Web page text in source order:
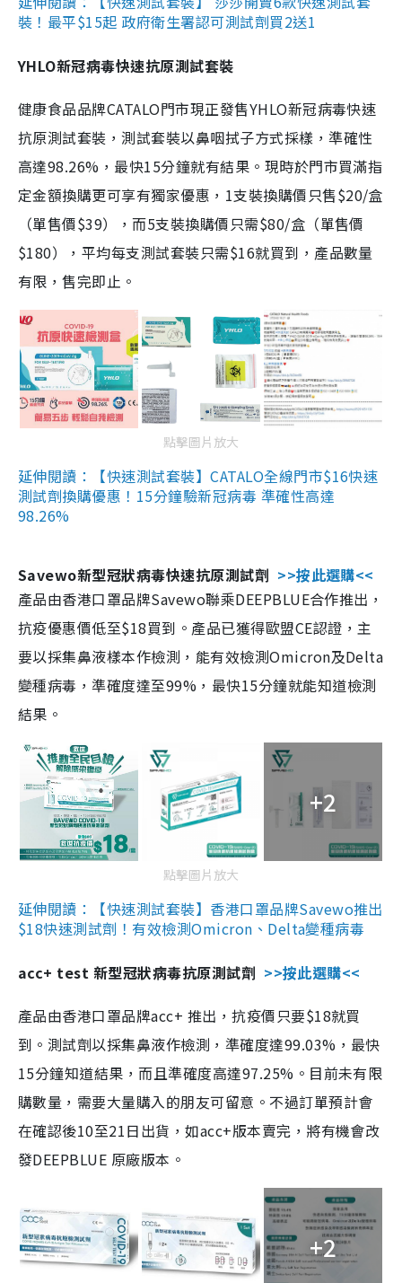
裝！最平$15起 政府衛生署認可測試劑買2送1
YHLO新冠病毒快速抗原測試套裝
健康食品品牌CATALO門市現正發售YHLO新冠病毒快速
抗原測試套裝，測試套裝以鼻咽拭子方式採樣，準確性
高達98.26%，最快15分鐘就有結果。現時於門市買滿指
定金額換購更可享有獨家優惠，1支裝換購價只售$20/盒
（單售價$39），而5支裝換購價只需$80/盒（單售價
$180），平均每支測試套裝只需$16就買到，產品數量
有限，售完即止。
點擊圖片放大
延伸閱讀：【快速測試套裝】CATALO全線門市$16快速
測試劑換購優惠！15分鐘驗新冠病毒 準確性高達
98.26%
Savewo新型冠狀病毒快速抗原測試劑 >>按此選購<<
產品由香港口罩品牌Savewo聯乘DEEPBLUE合作推出，
抗疫優惠價低至$18買到。產品已獲得歐盟CE認證，主
要以採集鼻液樣本作檢測，能有效檢測Omicron及Delta
變種病毒，準確度達至99%，最快15分鐘就能知道檢測
結果。
+2
點擊圖片放大
延伸閱讀：【快速測試套裝】香港口罩品牌Savewo推出
$18快速測試劑！有效檢測Omicron、Delta變種病毒
acc+ test 新型冠狀病毒抗原測試劑 >>按此選購<<
產品由香港口罩品牌acc+ 推出，抗疫價只要$18就買
到。測試劑以採集鼻液作檢測，準確度達99.03%，最快
15分鐘知道結果，而且準確度高達97.25%。目前未有限
購數量，需要大量購入的朋友可留意。不過訂單預計會
在確認後10至21日出貨，如acc+版本賣完，將有機會改
發DEEPBLUE 原廠版本。
+2